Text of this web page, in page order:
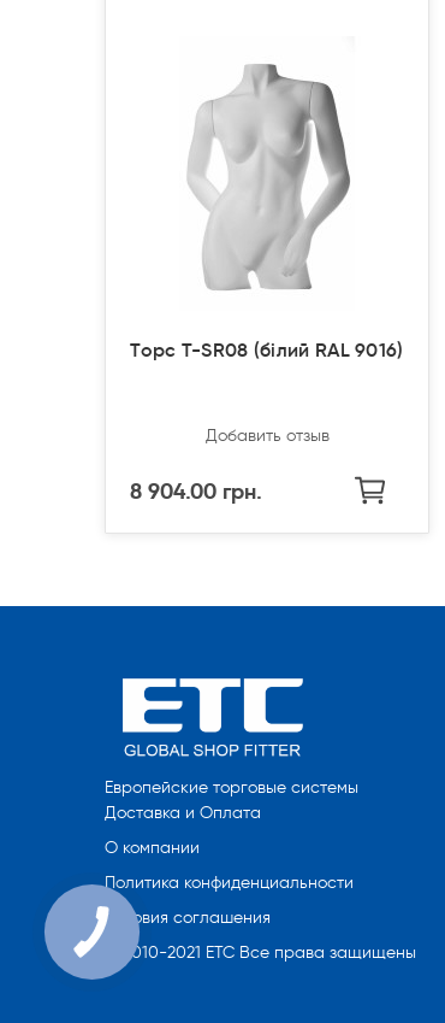
Торс T-SR08 (білий RAL 9016)
Добавить отзыв
8 904.00 грн.
Европейские торговые системы
Доставка и Оплата
О компании
Политика конфиденциальности
Условия соглашения
© 2010-2021 ETC Все права защищены